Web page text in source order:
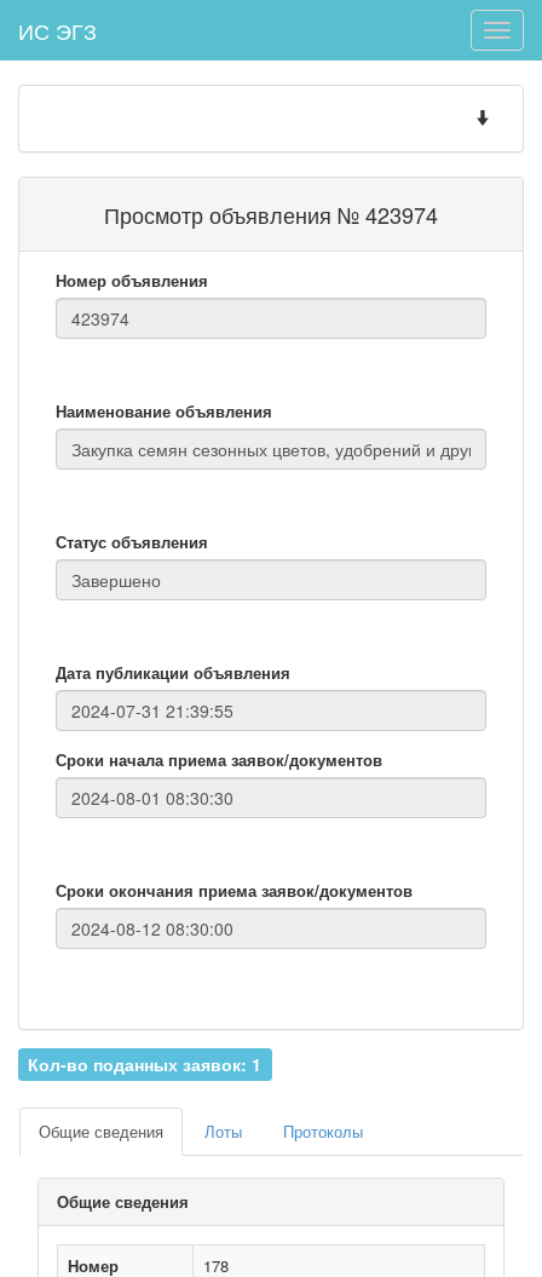
Toggle
ИС ЭГЗ
Toggle
Просмотр объявления № 423974
Номер объявления
Наименование объявления
Статус объявления
Дата публикации объявления
Сроки начала приема заявок/документов
Сроки окончания приема заявок/документов
Кол-во поданных заявок: 1
Общие сведения Лоты Протоколы
Общие сведения
Номер
178